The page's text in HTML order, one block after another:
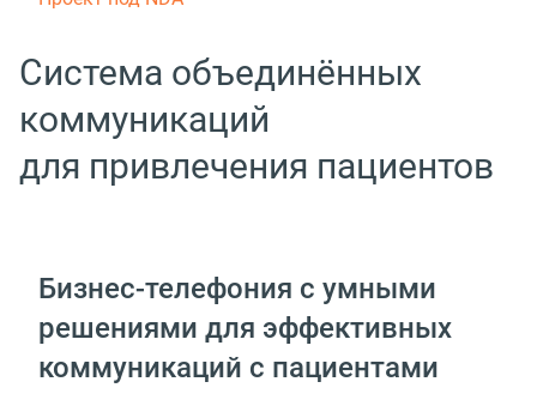
Система объединённых
коммуникаций
для привлечения пациентов
Бизнес-телефония с умными
решениями для эффективных
коммуникаций с пациентами